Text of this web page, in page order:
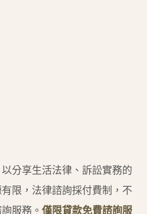
分享生活法律、訴訟實務的
限，法律諮詢採付費制，不
服務。 僅限貸款免費諮詢服